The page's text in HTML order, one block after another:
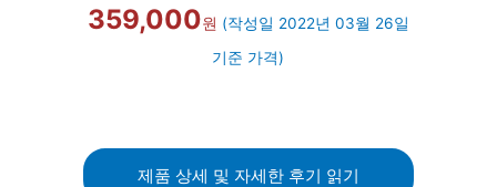
359,000원 (작성일 2022년 03월 26일
기준 가격)
제품 상세 및 자세한 후기 읽기